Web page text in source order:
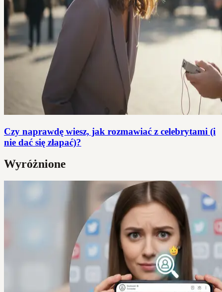
Czy naprawdę wiesz, jak rozmawiać z celebrytami (i
nie dać się złapać)?
Wyróżnione